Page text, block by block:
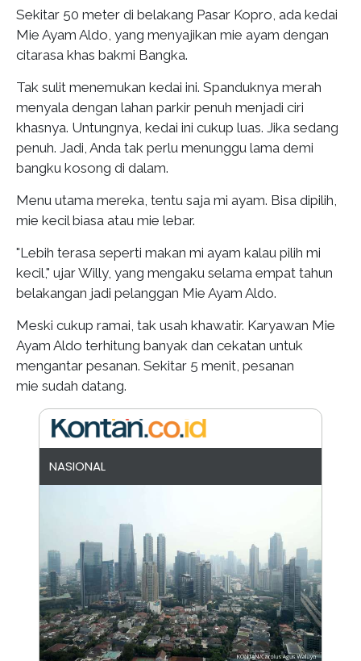
Sekitar 50 meter di belakang Pasar Kopro, ada kedai
Mie Ayam Aldo, yang menyajikan mie ayam dengan
citarasa khas bakmi Bangka.
Tak sulit menemukan kedai ini. Spanduknya merah
menyala dengan lahan parkir penuh menjadi ciri
khasnya. Untungnya, kedai ini cukup luas. Jika sedang
penuh. Jadi, Anda tak perlu menunggu lama demi
bangku kosong di dalam.
Menu utama mereka, tentu saja mi ayam. Bisa dipilih,
mie kecil biasa atau mie lebar.
"Lebih terasa seperti makan mi ayam kalau pilih mi
kecil," ujar Willy, yang mengaku selama empat tahun
belakangan jadi pelanggan Mie Ayam Aldo.
Meski cukup ramai, tak usah khawatir. Karyawan Mie
Ayam Aldo terhitung banyak dan cekatan untuk
mengantar pesanan. Sekitar 5 menit, pesanan
mie sudah datang.
NASIONAL